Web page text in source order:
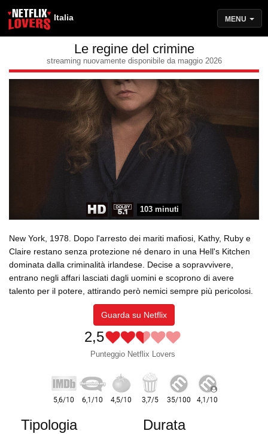
Italia MENU
Le regine del crimine
streaming nuovamente disponibile da maggio 2026
103 minuti
New York, 1978. Dopo l'arresto dei mariti mafiosi, Kathy, Ruby e
Claire restano senza protezione né denaro in una Hell's Kitchen
dominata dalla criminalità irlandese. Decise a sopravvivere,
entrano negli affari lasciati dagli uomini e scoprono di avere
talento per il potere, attirando però nemici sempre più pericolosi.
Guarda su Netflix
2,5
Punteggio Netflix Lovers
Tipologia Durata